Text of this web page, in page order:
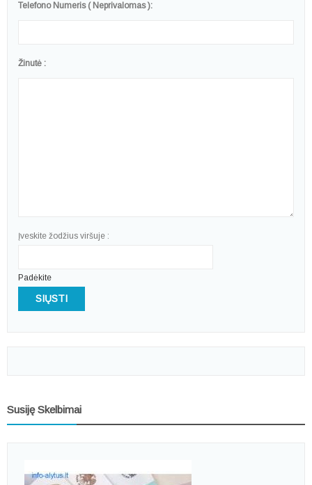
Telefono Numeris ( Neprivalomas ):
Žinutė :
Įveskite žodžius viršuje :
Padėkite
SIŲSTI
Susiję Skelbimai